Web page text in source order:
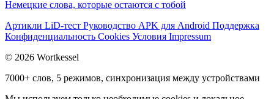
Немецкие слова, которые остаются с тобой
Артикли LiD-тест Руководство APK для Android Поддержка
Конфиденциальность Cookies Условия Impressum
© 2026 Wortkessel
7000+ слов, 5 режимов, синхронизация между устройствами